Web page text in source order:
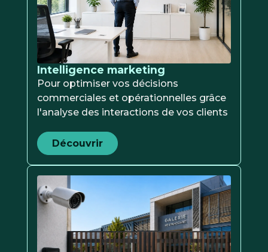
Intelligence marketing
Pour optimiser vos décisions
commerciales et opérationnelles grâce
l'analyse des interactions de vos clients
Découvrir